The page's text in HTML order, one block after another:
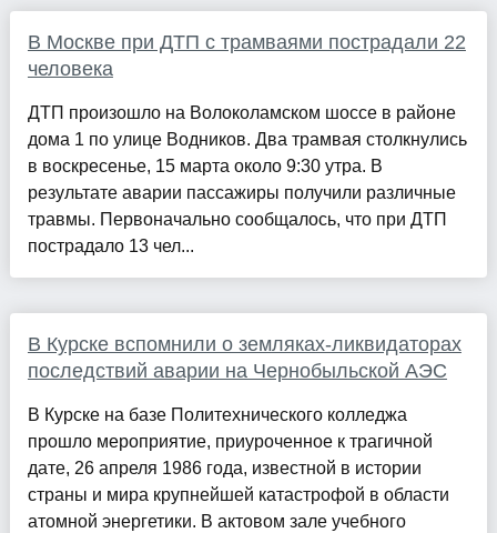
В Москве при ДТП с трамваями пострадали 22
человека
ДТП произошло на Волоколамском шоссе в районе
дома 1 по улице Водников. Два трамвая столкнулись
в воскресенье, 15 марта около 9:30 утра. В
результате аварии пассажиры получили различные
травмы. Первоначально сообщалось, что при ДТП
пострадало 13 чел...
В Курске вспомнили о земляках-ликвидаторах
последствий аварии на Чернобыльской АЭС
В Курске на базе Политехнического колледжа
прошло мероприятие, приуроченное к трагичной
дате, 26 апреля 1986 года, известной в истории
страны и мира крупнейшей катастрофой в области
атомной энергетики. В актовом зале учебного